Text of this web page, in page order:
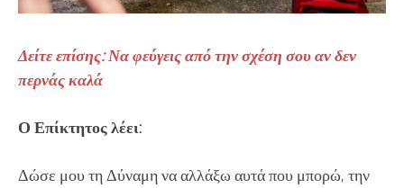
Δείτε επίσης: Να φεύγεις από την σχέση σου αν δεν
περνάς καλά
Ο Επίκτητος λέει:
Δώσε μου τη Δύναμη να αλλάξω αυτά που μπορώ, την